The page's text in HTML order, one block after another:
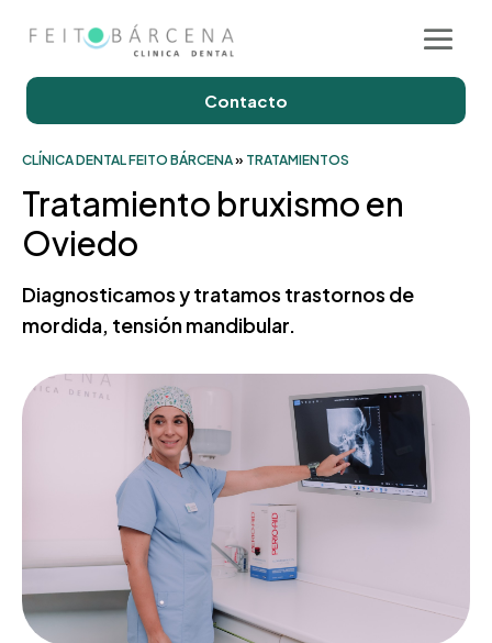
Contacto
CLÍNICA DENTAL FEITO BÁRCENA» TRATAMIENTOS
Tratamiento bruxismo en
Oviedo
Diagnosticamos y tratamos trastornos de
mordida, tensión mandibular.